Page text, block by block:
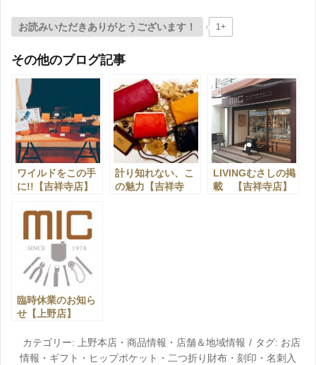
お読みいただきありがとうございます！ 1+
その他のブログ記事
ワイルドをこの手
に!!【吉祥寺店】
計り知れない、こ
の魅力【吉祥寺
LIVINGむさしの掲
載 【吉祥寺店】
臨時休業のお知ら
せ【上野店】
カテゴリー: 上野本店 ・ 商品情報 ・ 店舗＆地域情報 タグ: お店
情報 ・ ギフト ・ ヒップポケット ・ 二つ折り財布 ・ 刻印 ・ 名刺入